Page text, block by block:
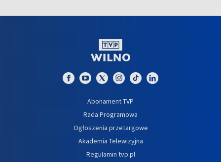
Abonament TVP
Rada Programowa
Ogłoszenia przetargowe
Akademia Telewizyjna
Regulamin tvp.pl